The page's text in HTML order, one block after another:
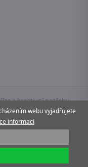
a kreativní potřeby
webu vyjadřujete
informací